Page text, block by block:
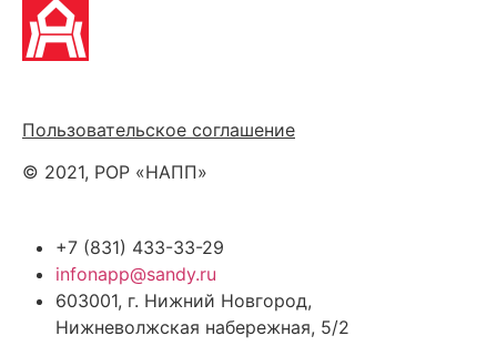
Пользовательское соглашение
© 2021, РОР «НАПП»
+7 (831) 433-33-29
infonapp@sandy.ru
603001, г. Нижний Новгород,
Нижневолжская набережная, 5/2